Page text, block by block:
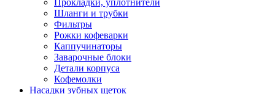
Прокладки, уплотнители
Шланги и трубки
Фильтры
Рожки кофеварки
Каппучинаторы
Заварочные блоки
Детали корпуса
Кофемолки
Насадки зубных щеток